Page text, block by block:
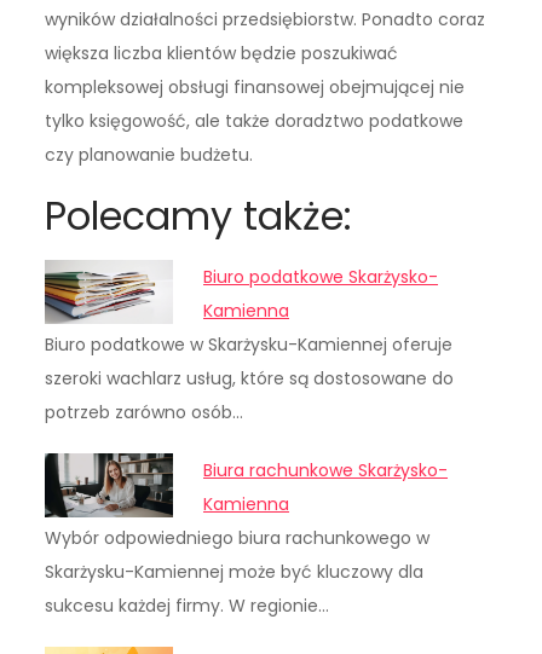
wyników działalności przedsiębiorstw. Ponadto coraz
większa liczba klientów będzie poszukiwać
kompleksowej obsługi finansowej obejmującej nie
tylko księgowość, ale także doradztwo podatkowe
czy planowanie budżetu.
Polecamy także:
Biuro podatkowe Skarżysko-
Kamienna
Biuro podatkowe w Skarżysku-Kamiennej oferuje
szeroki wachlarz usług, które są dostosowane do
potrzeb zarówno osób…
Biura rachunkowe Skarżysko-
Kamienna
Wybór odpowiedniego biura rachunkowego w
Skarżysku-Kamiennej może być kluczowy dla
sukcesu każdej firmy. W regionie…